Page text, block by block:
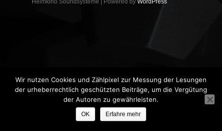
Heimkino Soundsysteme | Powered by WordPress
Wir nutzen Cookies und Zählpixel zur Messung der Lesungen
der urheberrechtlich geschützten Beiträge, um die Vergütung
der Autoren zu gewährleisten.
OK Erfahre mehr